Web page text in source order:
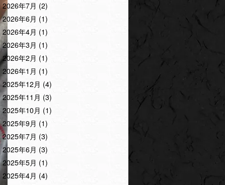
2026年7月 (2)
2026年6月 (1)
2026年4月 (1)
2026年3月 (1)
2026年2月 (1)
2026年1月 (1)
2025年12月 (4)
2025年11月 (3)
2025年10月 (1)
2025年9月 (1)
2025年7月 (3)
2025年6月 (3)
2025年5月 (1)
2025年4月 (4)